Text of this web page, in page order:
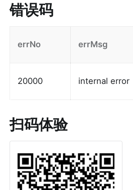
错误码
errNo errMsg
20000 internal error
扫码体验